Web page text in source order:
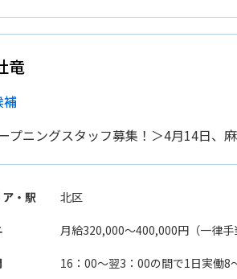
竜
補
プニングスタッフ募集！＞4月14日、
・駅 北区
月給320,000〜400,000円（一律
16：00〜翌3：00の間で1日実働8